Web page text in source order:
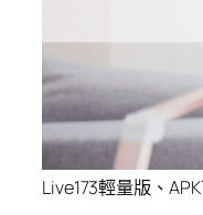
Live173輕量版、